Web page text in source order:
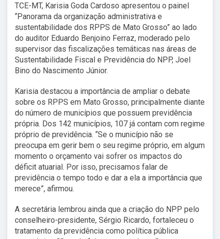
TCE-MT, Karisia Goda Cardoso apresentou o painel
“Panorama da organização administrativa e
sustentabilidade dos RPPS de Mato Grosso” ao lado
do auditor Eduardo Benjoino Ferraz, moderado pelo
supervisor das fiscalizações temáticas nas áreas de
Sustentabilidade Fiscal e Previdência do NPP, Joel
Bino do Nascimento Júnior.
Karisia destacou a importância de ampliar o debate
sobre os RPPS em Mato Grosso, principalmente diante
do número de municípios que possuem previdência
própria. Dos 142 municípios, 107 já contam com regime
próprio de previdência. “Se o município não se
preocupa em gerir bem o seu regime próprio, em algum
momento o orçamento vai sofrer os impactos do
déficit atuarial. Por isso, precisamos falar de
previdência o tempo todo e dar a ela a importância que
merece”, afirmou.
A secretária lembrou ainda que a criação do NPP pelo
conselheiro-presidente, Sérgio Ricardo, fortaleceu o
tratamento da previdência como política pública